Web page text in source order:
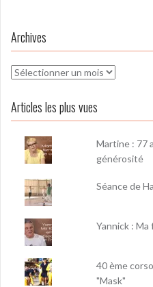
Archives
Archives
Articles les plus vues
Martine : 77
générosité
Séance de
Yannick :
40 ème
"Mask"